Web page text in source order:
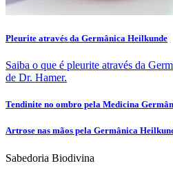
Pleurite através da Germânica Heilkunde
Saiba o que é pleurite através da
de Dr. Hamer.
Tendinite no ombro pela Medicina
Artrose nas mãos pela Germânica
Sabedoria Biodivina